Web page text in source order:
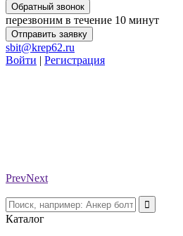
Обратный звонок
перезвоним в течение 10 минут
Отправить заявку
sbit@krep62.ru
Войти | Регистрация
PrevNext
Каталог